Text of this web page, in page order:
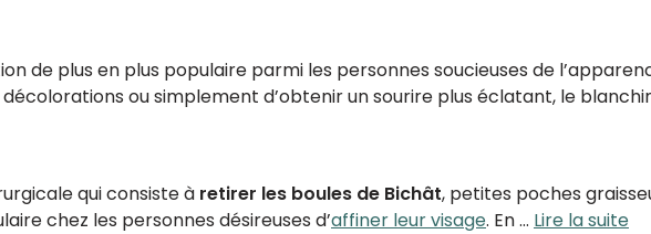
de plus en plus populaire parmi les personnes soucieuses de
décolorations ou simplement d’obtenir un sourire plus éclatant, le
qui consiste à retirer les boules de Bichât, petites poches
chez les personnes désireuses d’affiner leur visage. En … Lire la suite